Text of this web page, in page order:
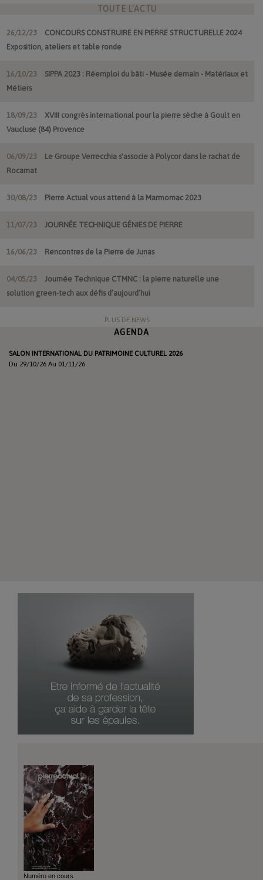
TOUTE L'ACTU
26/12/23
CONCOURS CONSTRUIRE EN PIERRE STRUCTURELLE 2024
Exposition, ateliers et table ronde
16/10/23
SIPPA 2023 : Réemploi du bâti - Musée demain - Matériaux et
Métiers
18/09/23
XVIII congrès international pour la pierre sèche à Goult en
Vaucluse (84) Provence
06/09/23
Le Groupe Verrecchia s'associe à Polycor dans le rachat de
Rocamat
30/08/23 Pierre Actual vous attend à la Marmomac 2023
11/07/23 JOURNÉE TECHNIQUE GÉNIES DE PIERRE
16/06/23 Rencontres de la Pierre de Junas
04/05/23
Journée Technique CTMNC : la pierre naturelle une
solution green-tech aux défis d’aujourd’hui
PLUS DE NEWS
AGENDA
SALON INTERNATIONAL DU PATRIMOINE CULTUREL 2026
Du 29/10/26 Au 01/11/26
Numéro en cours